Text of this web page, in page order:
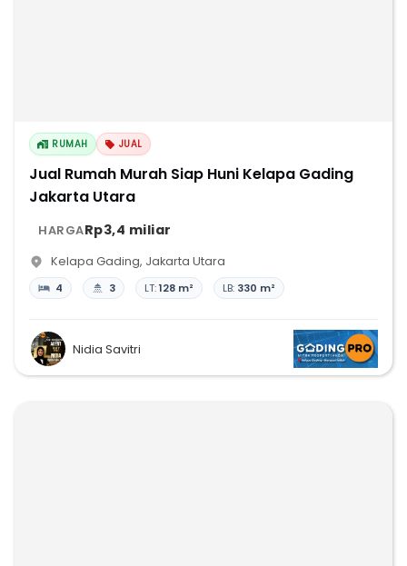
RUMAH JUAL
Jual Rumah Murah Siap Huni Kelapa Gading
Jakarta Utara
HARGARp3,4 miliar
Kelapa Gading, Jakarta Utara
4 3 LT:128 m² LB: 330 m²
Nidia Savitri